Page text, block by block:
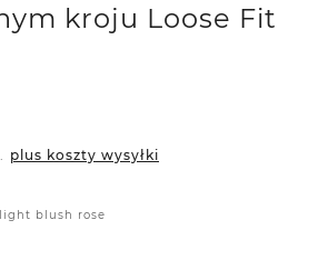
kroju Loose Fit
plus koszty wysyłki
light blush rose